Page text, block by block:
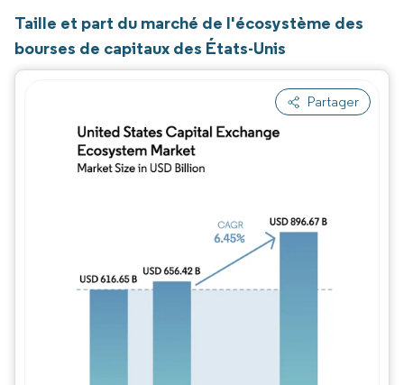
Taille et part du marché de l'écosystème des
bourses de capitaux des États-Unis
Partager